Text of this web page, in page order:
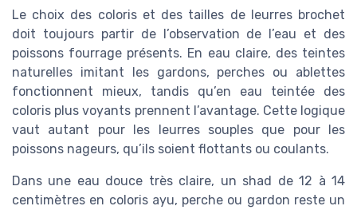
Le choix des coloris et des tailles de leurres brochet
doit toujours partir de l’observation de l’eau et des
poissons fourrage présents. En eau claire, des teintes
naturelles imitant les gardons, perches ou ablettes
fonctionnent mieux, tandis qu’en eau teintée des
coloris plus voyants prennent l’avantage. Cette logique
vaut autant pour les leurres souples que pour les
poissons nageurs, qu’ils soient flottants ou coulants.
Dans une eau douce très claire, un shad de 12 à 14
centimètres en coloris ayu, perche ou gardon reste un